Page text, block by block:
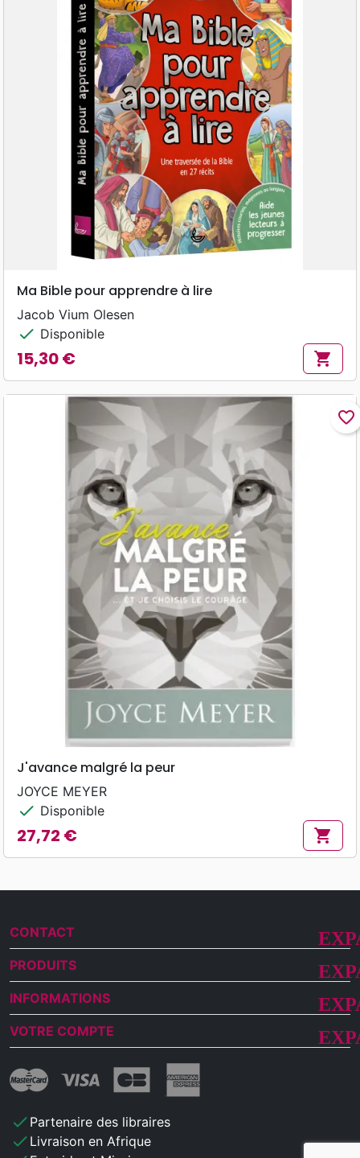
Ma Bible pour apprendre à lire
Jacob Vium Olesen
check Disponible
Prix
15,30 € shopping_cart
favorite_border
J'avance malgré la peur
JOYCE MEYER
check Disponible
Prix
27,72 € shopping_cart
CONTACT
PRODUITS
INFORMATIONS
VOTRE COMPTE
check Partenaire des libraires
check Livraison en Afrique